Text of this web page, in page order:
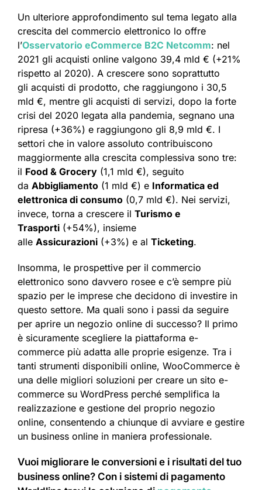
Un ulteriore approfondimento sul tema legato alla
crescita del commercio elettronico lo offre
l’Osservatorio eCommerce B2C Netcomm: nel
2021 gli acquisti online valgono 39,4 mld € (+21%
rispetto al 2020). A crescere sono soprattutto
gli acquisti di prodotto, che raggiungono i 30,5
mld €, mentre gli acquisti di servizi, dopo la forte
crisi del 2020 legata alla pandemia, segnano una
ripresa (+36%) e raggiungono gli 8,9 mld €. I
settori che in valore assoluto contribuiscono
maggiormente alla crescita complessiva sono tre:
il Food & Grocery (1,1 mld €), seguito
da Abbigliamento (1 mld €) e Informatica ed
elettronica di consumo (0,7 mld €). Nei servizi,
invece, torna a crescere il Turismo e
Trasporti (+54%), insieme
alle Assicurazioni (+3%) e al Ticketing.
Insomma, le prospettive per il commercio
elettronico sono davvero rosee e c’è sempre più
spazio per le imprese che decidono di investire in
questo settore. Ma quali sono i passi da seguire
per aprire un negozio online di successo? Il primo
è sicuramente scegliere la piattaforma e-
commerce più adatta alle proprie esigenze. Tra i
tanti strumenti disponibili online, WooCommerce è
una delle migliori soluzioni per creare un sito e-
commerce su WordPress perché semplifica la
realizzazione e gestione del proprio negozio
online, consentendo a chiunque di avviare e gestire
un business online in maniera professionale.
Vuoi migliorare le conversioni e i risultati del tuo
business online? Con i sistemi di pagamento